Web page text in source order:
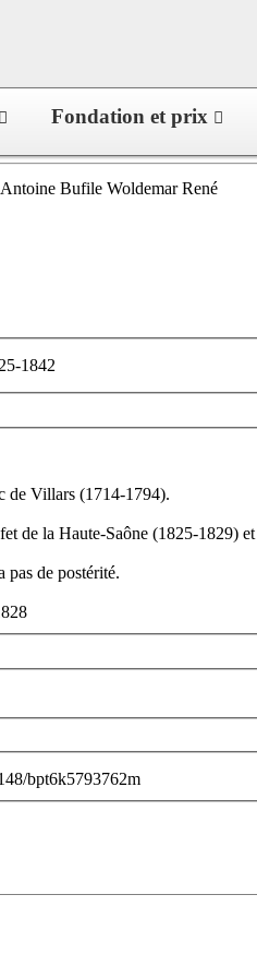
Fondation et prix
Bufile Woldemar René
1842
de Villars (1714-1794).
de la Haute-Saône (1825-1829)
pas de postérité.
bpt6k5793762m